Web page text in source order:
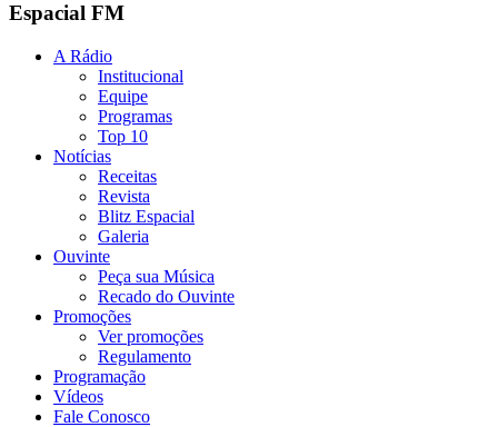
Espacial FM
A Rádio
Institucional
Equipe
Programas
Top 10
Notícias
Receitas
Revista
Blitz Espacial
Galeria
Ouvinte
Peça sua Música
Recado do Ouvinte
Promoções
Ver promoções
Regulamento
Programação
Vídeos
Fale Conosco